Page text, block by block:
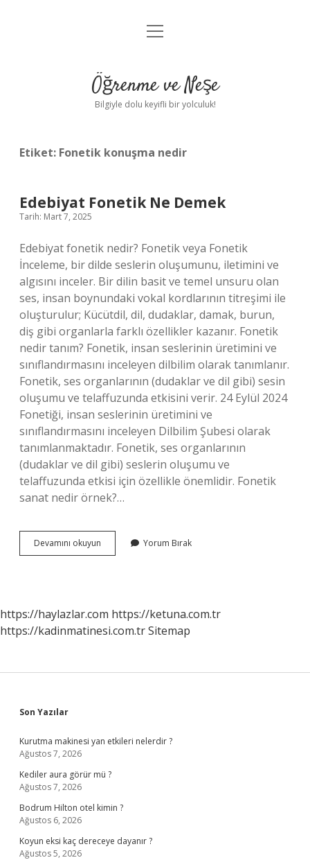
Anasayfa
Yasal Uyarı
menüyü
Öğrenme ve Neşe
Bilgiyle dolu keyifli bir yolculuk!
Etiket: Fonetik konuşma nedir
Edebiyat Fonetik Ne Demek
Tarih: Mart 7, 2025
Edebiyat fonetik nedir? Fonetik veya Fonetik
İnceleme, bir dilde seslerin oluşumunu, iletimini ve
algısını inceler. Bir dilin basit ve temel unsuru olan
ses, insan boynundaki vokal kordlarının titreşimi ile
oluşturulur; Kücütdil, dil, dudaklar, damak, burun,
diş gibi organlarla farklı özellikler kazanır. Fonetik
nedir tanım? Fonetik, insan seslerinin üretimini ve
sınıflandırmasını inceleyen dilbilim olarak tanımlanır.
Fonetik, ses organlarının (dudaklar ve dil gibi) sesin
oluşumu ve telaffuzunda etkisini verir. 24 Eylül 2024
Fonetiği, insan seslerinin üretimini ve
sınıflandırmasını inceleyen Dilbilim Şubesi olarak
tanımlanmaktadır. Fonetik, ses organlarının
(dudaklar ve dil gibi) seslerin oluşumu ve
telaffuzunda etkisi için özellikle önemlidir. Fonetik
sanat nedir örnek?…
Devamını okuyun Edebiyat
Fonetik
Yorum Bırak
https://haylazlar.com https://ketuna.com.tr
https://kadinmatinesi.com.trSitemap
Sidebar
Son Yazılar
Kurutma makinesi yan etkileri nelerdir ?
Ağustos 7, 2026
Kediler aura görür mü ?
Ağustos 7, 2026
Bodrum Hilton otel kimin ?
Ağustos 6, 2026
Koyun eksi kaç dereceye dayanır ?
Ağustos 5, 2026